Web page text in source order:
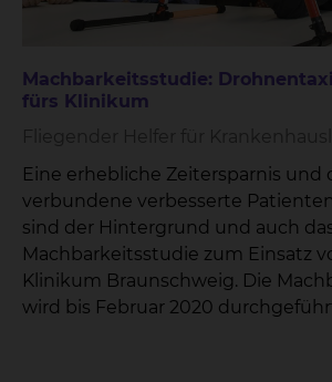
Vorteile.Ein besonderes Highlight
Einführung der Liquid Biopsy, eine
Blutuntersuchungen frühzeitig
künstlicher Intelligenz schnellere
Befunde ermöglichen, was einen
Fortschritt für die frühzeitige
Behandlung von
patienten darstellt.Braunschweigs
Oberbürgermeister Dr. Thorsten Kornblum erklärt:
Machbarkeitsstudie:
fürs Klinikum
Eine erhebliche Zeitersparnis und
verbundene verbesserte
sind der Hintergrund und auch
Machbarkeitsstudie zum Einsatz
Klinikum Braunschweig. Die
wird bis Februar 2020